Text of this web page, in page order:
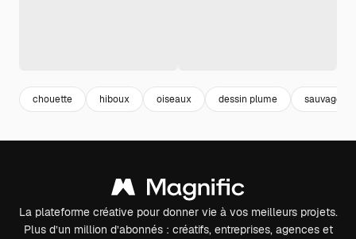
chouette hiboux oiseaux dessin plume sauvage
La plateforme créative pour donner vie à vos meilleurs projets.
Plus d’un million d’abonnés : créatifs, entreprises, agences et